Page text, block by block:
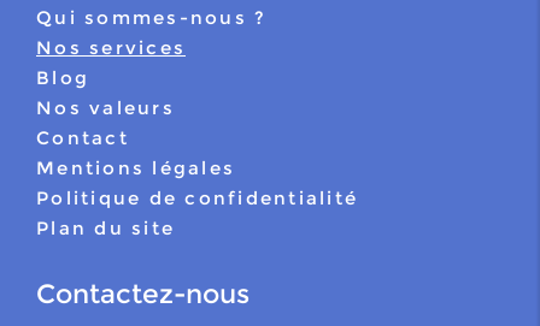
Qui sommes-nous ?
Nos services
Blog
Nos valeurs
Contact
Mentions légales
Politique de confidentialité
Plan du site
Contactez-nous